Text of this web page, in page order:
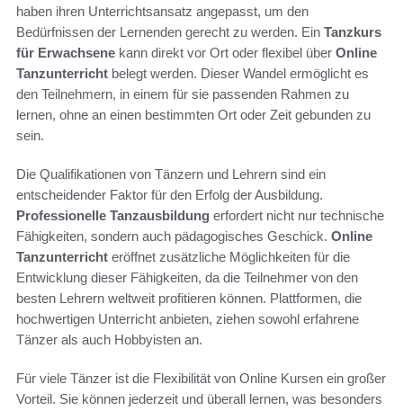
haben ihren Unterrichtsansatz angepasst, um den
Bedürfnissen der Lernenden gerecht zu werden. Ein Tanzkurs
für Erwachsene kann direkt vor Ort oder flexibel über Online
Tanzunterricht belegt werden. Dieser Wandel ermöglicht es
den Teilnehmern, in einem für sie passenden Rahmen zu
lernen, ohne an einen bestimmten Ort oder Zeit gebunden zu
sein.
Die Qualifikationen von Tänzern und Lehrern sind ein
entscheidender Faktor für den Erfolg der Ausbildung.
Professionelle Tanzausbildung erfordert nicht nur technische
Fähigkeiten, sondern auch pädagogisches Geschick. Online
Tanzunterricht eröffnet zusätzliche Möglichkeiten für die
Entwicklung dieser Fähigkeiten, da die Teilnehmer von den
besten Lehrern weltweit profitieren können. Plattformen, die
hochwertigen Unterricht anbieten, ziehen sowohl erfahrene
Tänzer als auch Hobbyisten an.
Für viele Tänzer ist die Flexibilität von Online Kursen ein großer
Vorteil. Sie können jederzeit und überall lernen, was besonders